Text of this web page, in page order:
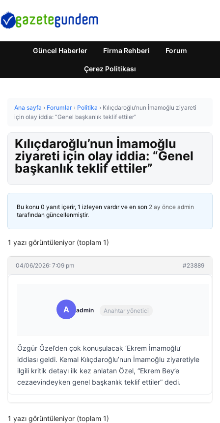
Güncel Haberler Firma Rehberi Forum
Çerez Politikası
Ana sayfa › Forumlar › Politika › Kılıçdaroğlu’nun İmamoğlu ziyareti
için olay iddia: “Genel başkanlık teklif ettiler”
Kılıçdaroğlu’nun İmamoğlu
ziyareti için olay iddia: “Genel
başkanlık teklif ettiler”
Bu konu 0 yanıt içerir, 1 izleyen vardır ve en son 2 ay önce admin
tarafından güncellenmiştir.
1 yazı görüntüleniyor (toplam 1)
04/06/2026: 7:09 pm #23889
A admin Anahtar yönetici
Özgür Özel’den çok konuşulacak ‘Ekrem İmamoğlu’
iddiası geldi. Kemal Kılıçdaroğlu’nun İmamoğlu ziyaretiyle
ilgili kritik detayı ilk kez anlatan Özel, “Ekrem Bey’e
cezaevindeyken genel başkanlık teklif ettiler” dedi.
1 yazı görüntüleniyor (toplam 1)